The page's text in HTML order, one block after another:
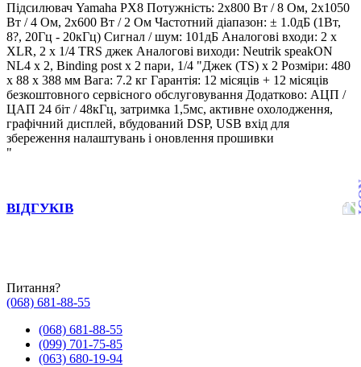
Підсилювач Yamaha PX8 Потужність: 2x800 Вт / 8 Ом, 2x1050
Вт / 4 Ом, 2x600 Вт / 2 Ом Частотний діапазон: ± 1.0дБ (1Вт,
8?, 20Гц - 20кГц) Сигнал / шум: 101дБ Аналогові входи: 2 x
XLR, 2 x 1/4 TRS джек Аналогові виходи: Neutrik speakON
NL4 x 2, Binding post x 2 пари, 1/4 "Джек (TS) x 2 Розміри: 480
x 88 x 388 мм Вага: 7.2 кг Гарантія: 12 місяців + 12 місяців
безкоштовного сервісного обслуговування Додатково: АЦП /
ЦАП 24 біт / 48кГц, затримка 1,5мс, активне охолодження,
графічний дисплей, вбудований DSP, USB вхід для
збереження налаштувань і оновлення прошивки
"
ВІДГУКІВ
Питання?
(068) 681-88-55
(068) 681-88-55
(099) 701-75-85
(063) 680-19-94